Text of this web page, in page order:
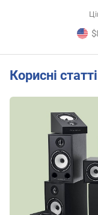
Корисні статті